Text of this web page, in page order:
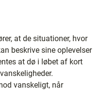
at de situationer, hvor
beskrive sine oplevelser
at dø i løbet af kort
vanskeligt, når